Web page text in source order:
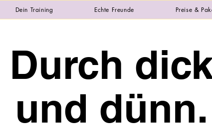
Dein Training Echte Freunde Preise &
Durch
und dünn.